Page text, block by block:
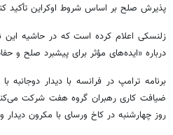
پذیرش صلح بر اساس شروط اوکراین تأکید
زلنسکی اعلام کرده است که در حاشیه این
درباره «ایده‌های مؤثر برای پیشبرد صلح و
برنامه ترامپ در فرانسه با دیدار
ضیافت کاری رهبران گروه هفت شرکت
روز چهارشنبه در کاخ ورسای با مکرون